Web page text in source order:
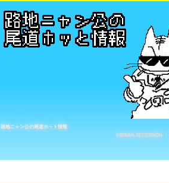
路地ニャン公の尾道ホット情報
©BISAN SECESSION
・